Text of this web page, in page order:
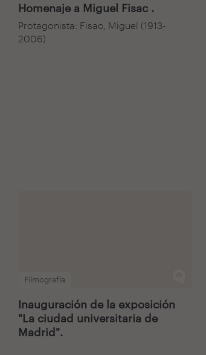
Homenaje a Miguel Fisac .
Protagonista: Fisac, Miguel (1913-
2006)
Filmografía
Inauguración de la exposición
"La ciudad universitaria de
Madrid".